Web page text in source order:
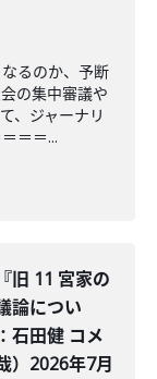
るのか、予断
の集中審議や
、ジャーナリ
＝＝...
旧 11 宮家の
論につい
石田健 コメ
）2026年7月